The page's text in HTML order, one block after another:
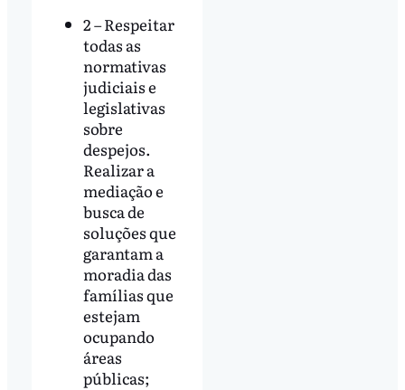
2 – Respeitar
todas as
normativas
judiciais e
legislativas
sobre
despejos.
Realizar a
mediação e
busca de
soluções que
garantam a
moradia das
famílias que
estejam
ocupando
áreas
públicas;